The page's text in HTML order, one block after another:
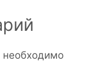
необходимо